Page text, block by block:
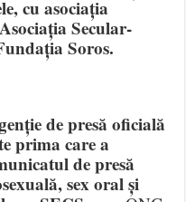
cu asociația
Secular-
Soros.
de presă oficială
prima care a
de presă
sex oral și